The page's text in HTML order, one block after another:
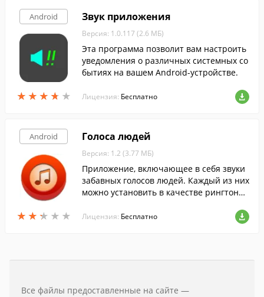
Android
★ ★ ★ ★ ★
★ ★ ★ ★ ★
Звук приложения
Версия: 1.0.117 (2.6 МБ)
Эта программа позволит вам настроить
уведомления о различных системных со
бытиях на вашем Android-устройстве.
Лицензия: Бесплатно
Android
★ ★ ★ ★ ★
★ ★ ★ ★ ★
Голоса людей
Версия: 1.2 (3.77 МБ)
Приложение, включающее в себя звуки
забавных голосов людей. Каждый из них
можно установить в качестве рингтона.
Лицензия: Бесплатно
Все файлы предоставленные на сайте —